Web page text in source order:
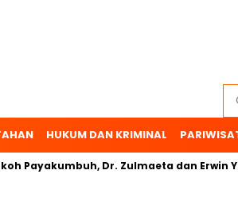
HUKUM DAN KRIMINAL
Dr. Zulmaeta dan Erwin